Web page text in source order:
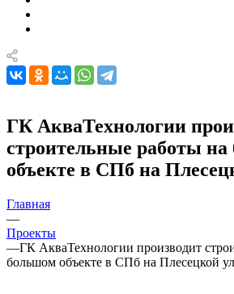
ГК АкваТехнологии
строительные работы
объекте в СПб на
Главная
—
Проекты
—ГК АкваТехнологии производит
большом объекте в СПб на Плесецкой